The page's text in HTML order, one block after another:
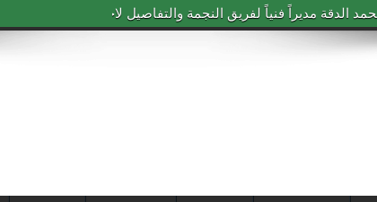
الدقة مديراً فنياً لفريق النجمة والتفاصيل لاحقاً